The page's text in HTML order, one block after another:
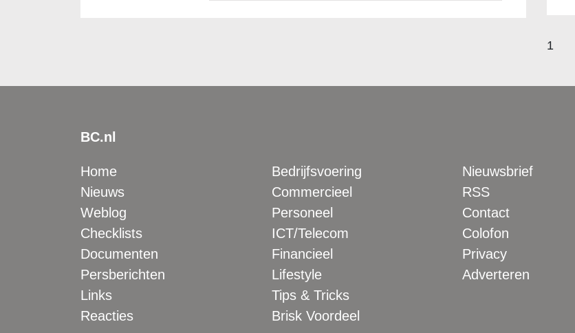
1
BC.nl
Home
Nieuws
Weblog
Checklists
Documenten
Persberichten
Links
Reacties
Bedrijfsvoering
Commercieel
Personeel
ICT/Telecom
Financieel
Lifestyle
Tips & Tricks
Brisk Voordeel
Nieuwsbrief
RSS
Contact
Colofon
Privacy
Adverteren